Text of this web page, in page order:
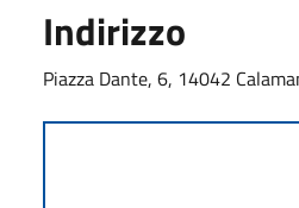
Indirizzo
Piazza Dante, 6, 14042